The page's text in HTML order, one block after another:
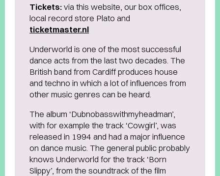
Tickets:via this website, our box offices,
local record store Plato and
ticketmaster.nl
Underworld is one of the most successful
dance acts from the last two decades. The
British band from Cardiff produces house
and techno in which a lot of influences from
other music genres can be heard.
The album ‘Dubnobasswithmyheadman’,
with for example the track ‘Cowgirl’, was
released in 1994 and had a major influence
on dance music. The general public probably
knows Underworld for the track ‘Born
Slippy’, from the soundtrack of the film